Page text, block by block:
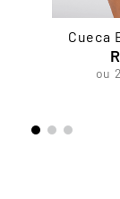
Cueca
Sem
ou